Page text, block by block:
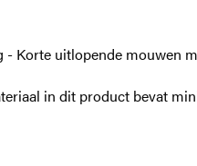
Korte uitlopende mouwen
in dit product bevat